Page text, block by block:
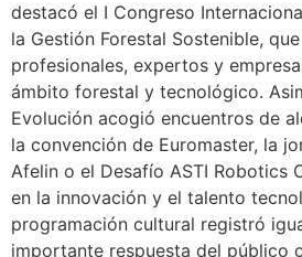
destacó el I Congreso
la Gestión Forestal Sostenible,
profesionales, expertos y
ámbito forestal y tecnológico.
Evolución acogió encuentros de
la convención de Euromaster, la
Afelin o el Desafío ASTI Robotics
en la innovación y el talento
programación cultural registró
importante respuesta del público